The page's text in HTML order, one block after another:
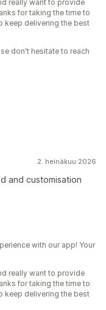
really want to provide
for taking the time to
keep delivering the best
don't hesitate to reach
2. heinäkuu 2026
and customisation
with our app! Your
really want to provide
for taking the time to
keep delivering the best